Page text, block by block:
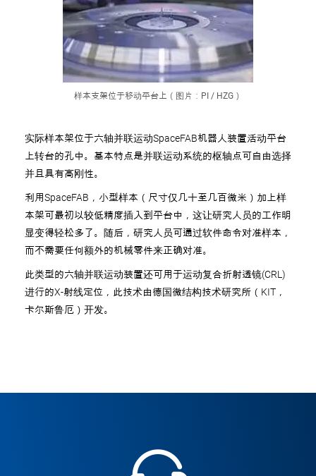
样本支架位于移动平台上（图片：PI / HZG）
实际样本架位于六轴并联运动SpaceFAB机器人装置活动平台
上转台的孔中。基本特点是并联运动系统的枢轴点可自由选择
并且具有高刚性。
利用SpaceFAB，小型样本（尺寸仅几十至几百微米）加上样
本架可最初以较低精度插入到平台中，这让研究人员的工作明
显变得轻松多了。随后，研究人员可通过软件命令对准样本，
而不需要任何额外的机械零件来正确对准。
此类型的六轴并联运动装置还可用于运动复合折射透镜(CRL)
进行的X-射线定位，此技术由德国微结构技术研究所（KIT，
卡尔斯鲁厄）开发。